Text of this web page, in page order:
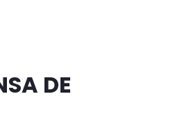
DE